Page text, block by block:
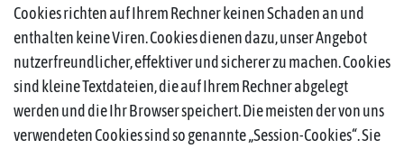
Cookies richten auf Ihrem Rechner keinen Schaden an und
enthalten keine Viren. Cookies dienen dazu, unser Angebot
nutzerfreundlicher, effektiver und sicherer zu machen. Cookies
sind kleine Textdateien, die auf Ihrem Rechner abgelegt
werden und die Ihr Browser speichert. Die meisten der von uns
verwendeten Cookies sind so genannte „Session-Cookies“. Sie